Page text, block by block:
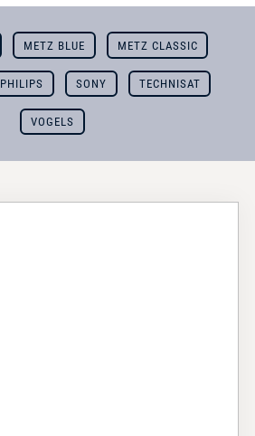
METZ BLUE METZ CLASSIC
PHILIPS SONY TECHNISAT
VOGELS